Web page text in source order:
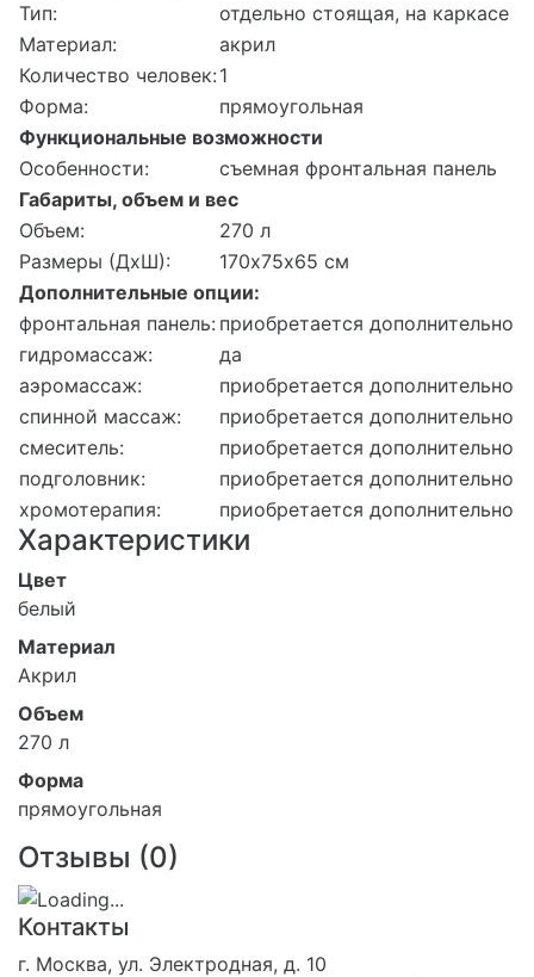
Тип:
отдельно стоящая, на каркасе
Материал:
акрил
Количество человек: 1
Форма:
прямоугольная
Функциональные возможности
Особенности:
съемная фронтальная панель
Габариты, объем и вес
Объем:
270 л
Размеры (ДхШ):
170х75х65 см
Дополнительные опции:
фронтальная панель: приобретается дополнительно
гидромассаж:
да
аэромассаж:
приобретается дополнительно
спинной массаж:
приобретается дополнительно
смеситель:
приобретается дополнительно
подголовник:
приобретается дополнительно
хромотерапия:
приобретается дополнительно
Характеристики
Цвет
белый
Материал
Акрил
Объем
270 л
Форма
прямоугольная
Отзывы (0)
Контакты
г. Москва, ул. Электродная, д. 10